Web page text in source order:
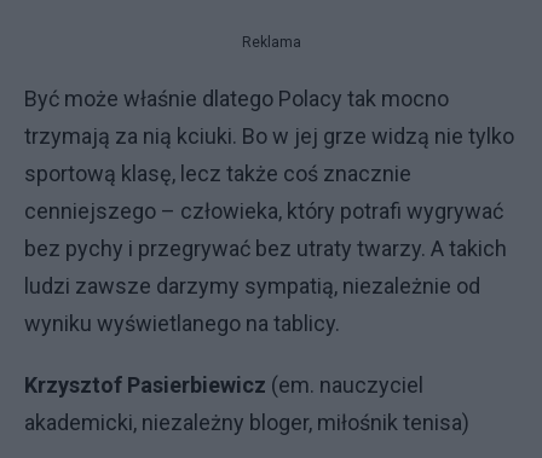
Reklama
Być może właśnie dlatego Polacy tak mocno
trzymają za nią kciuki. Bo w jej grze widzą nie tylko
sportową klasę, lecz także coś znacznie
cenniejszego – człowieka, który potrafi wygrywać
bez pychy i przegrywać bez utraty twarzy. A takich
ludzi zawsze darzymy sympatią, niezależnie od
wyniku wyświetlanego na tablicy.
Krzysztof Pasierbiewicz (em. nauczyciel
akademicki, niezależny bloger, miłośnik tenisa)